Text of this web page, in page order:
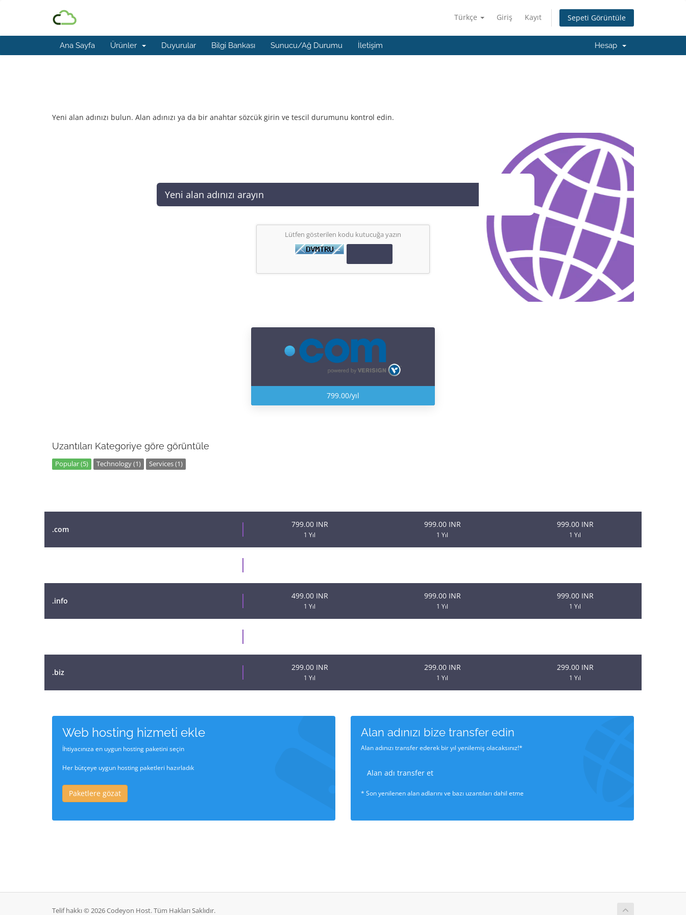
Türkçe Giriş Kayıt Sepeti Görüntüle
Ana Sayfa Ürünler Duyurular Bilgi Bankası Sunucu/Ağ Durumu İletişim Hesap
Yeni alan adınızı bulun. Alan adınızı ya da bir anahtar sözcük girin ve tescil durumunu kontrol edin.
Lütfen gösterilen kodu kutucuğa yazın
799.00/yıl
Uzantıları Kategoriye göre görüntüle
Popular (5) Technology (1) Services (1)
.com
799.00 INR
1 Yıl
999.00 INR
1 Yıl
999.00 INR
1 Yıl
.info
499.00 INR
1 Yıl
999.00 INR
1 Yıl
999.00 INR
1 Yıl
.biz
299.00 INR
1 Yıl
299.00 INR
1 Yıl
299.00 INR
1 Yıl
Web hosting hizmeti ekle
İhtiyacınıza en uygun hosting paketini seçin
Her bütçeye uygun hosting paketleri hazırladık
Paketlere gözat
Alan adınızı bize transfer edin
Alan adınızı transfer ederek bir yıl yenilemiş olacaksınız!*
Alan adı transfer et
* Son yenilenen alan adlarını ve bazı uzantıları dahil etme
Telif hakkı © 2026 Codeyon Host. Tüm Hakları Saklıdır.